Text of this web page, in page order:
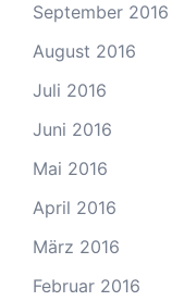
September 2016
August 2016
Juli 2016
Juni 2016
Mai 2016
April 2016
März 2016
Februar 2016